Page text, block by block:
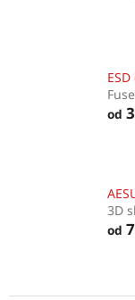
od
3D
od